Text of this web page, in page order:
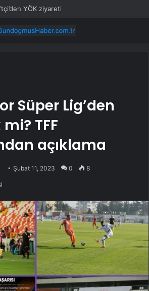
YÖK ziyareti
Süper Lig’den
TFF
açıklama
Şubat 11, 2023 0 8